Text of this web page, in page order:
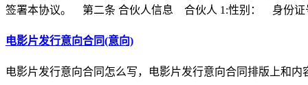
签署本协议。 第二条 合伙人信息 合伙人 1:性别： 身份
电影片发行意向合同(意向)
电影片发行意向合同怎么写，电影片发行意向合同排版上和